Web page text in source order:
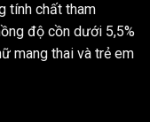
tính chất tham
độ cồn dưới 5,5%
mang thai và trẻ em